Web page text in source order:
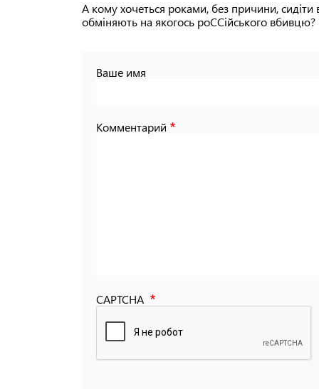
А кому хочеться роками, без причини,
обміняють на якогось роССійського вбивцю?
Ваше имя
Комментарий
CAPTCHA